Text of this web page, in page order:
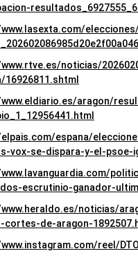
noticias/
16926811.shtml
aragon/
espana/
vox-se-dispara-y-el-
escrutinio-ganador-
noticias/
cortes-de-aragon-
reel/